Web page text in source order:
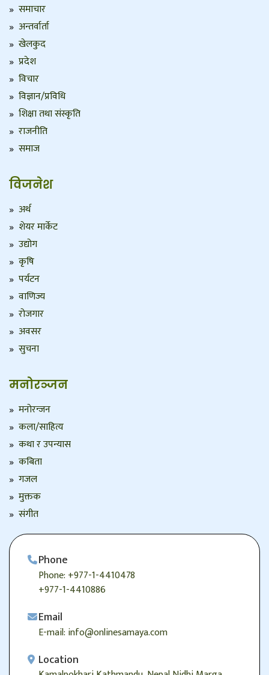
समाचार
अन्तर्वार्ता
खेलकुद
प्रदेश
विचार
विज्ञान/प्रविधि
शिक्षा तथा संस्कृति
राजनीति
समाज
विजनेश
अर्थ
शेयर मार्केट
उद्योग
कृषि
पर्यटन
वाणिज्य
रोजगार
अवसर
सुचना
मनोरञ्जन
मनोरन्जन
कला/साहित्य
कथा र उपन्यास
कबिता
गजल
मुक्तक
संगीत
Phone
Phone: +977-1-4410478
+977-1-4410886
Email
E-mail: info@onlinesamaya.com
Location